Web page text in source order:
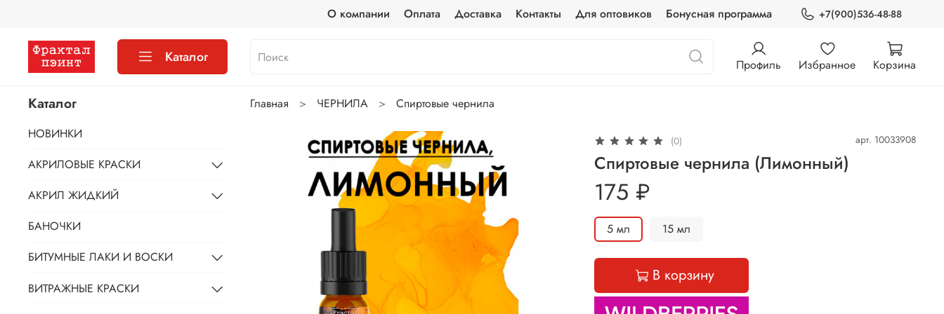
О компании Оплата Доставка Контакты Для оптовиков Бонусная программа +7(900)536-48-88
Каталог Профиль Избранное Корзина
Главная ЧЕРНИЛА Спиртовые чернила
(0) арт. 10033908
Спиртовые чернила (Лимонный)
175 ₽
5 мл 15 мл
В корзину
Каталог
НОВИНКИ
АКРИЛОВЫЕ КРАСКИ
АКРИЛ ЖИДКИЙ
БАНОЧКИ
БИТУМНЫЕ ЛАКИ И ВОСКИ
ВИТРАЖНЫЕ КРАСКИ